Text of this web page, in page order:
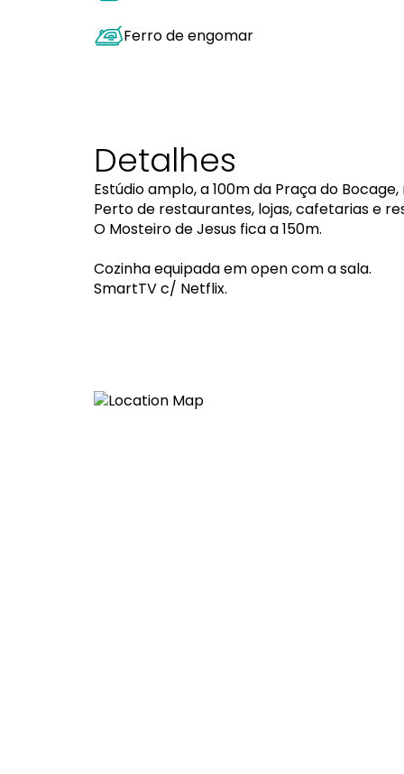
Ferro de engomar
Detalhes
Estúdio amplo, a 100m da Praça do
Perto de restaurantes, lojas, cafetarias e
O Mosteiro de Jesus fica a 150m.
Cozinha equipada em open com a sala.
SmartTV c/ Netflix.